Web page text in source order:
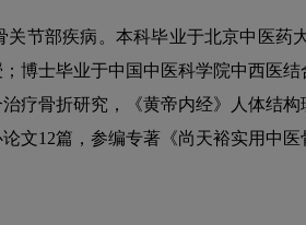
节部疾病。本科毕业于北京中医
博士毕业于中国中医科学院中西医
疗骨折研究，《黄帝内经》人体结
文12篇，参编专著《尚天裕实用中医